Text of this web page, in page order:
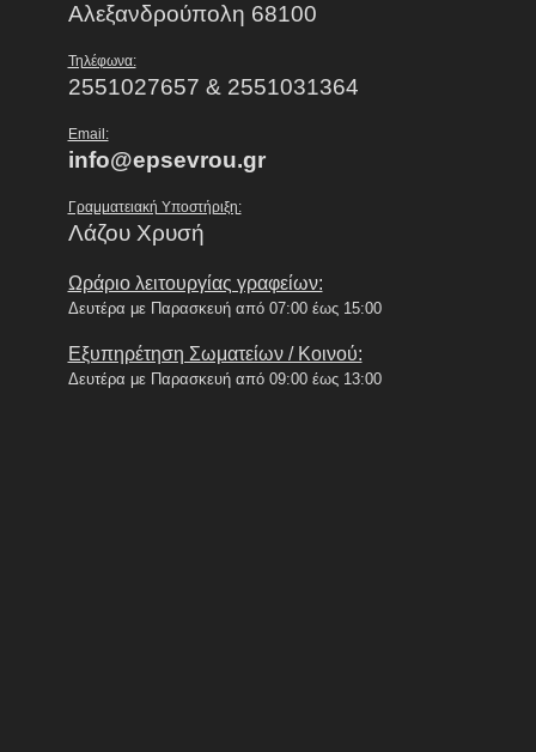
Αλεξανδρούπολη 68100
Τηλέφωνα:
2551027657 & 2551031364
Email:
info@epsevrou.gr
Γραμματειακή Υποστήριξη:
Λάζου Χρυσή
Ωράριο λειτουργίας γραφείων:
Δευτέρα με Παρασκευή από 07:00 έως 15:00
Εξυπηρέτηση Σωματείων / Κοινού:
Δευτέρα με Παρασκευή από 09:00 έως 13:00